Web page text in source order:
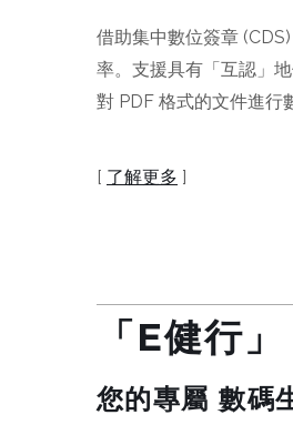
借助集中數位簽章
率。支援具有「互認」
對 PDF 格式的文件進行
[ 了解更多 ]
「E健行」
您的專屬數碼